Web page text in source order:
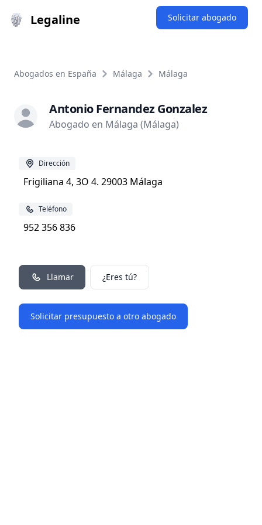
Legaline Solicitar abogado
Abogados en España Málaga Málaga
Antonio Fernandez Gonzalez
Abogado en Málaga (Málaga)
Dirección
Frigiliana 4, 3O 4. 29003 Málaga
Teléfono
952 356 836
Llamar ¿Eres tú?
Solicitar presupuesto a otro abogado